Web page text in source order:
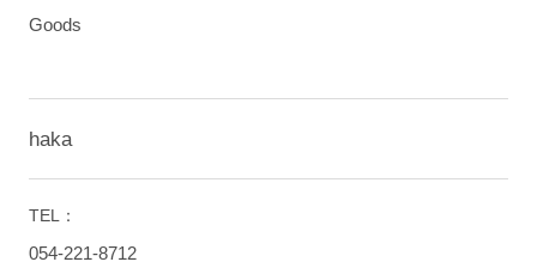
Goods
haka
TEL：
054-221-8712